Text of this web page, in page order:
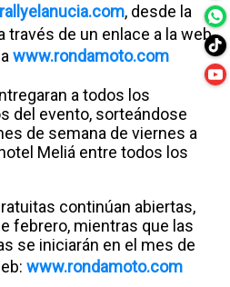
, desde la
través de un enlace a la web
www.rondamoto.com
a todos los
del evento, sorteándose
de semana de viernes a
Meliá entre todos los
continúan abiertas,
febrero, mientras que las
se iniciarán en el mes de
www.rondamoto.com